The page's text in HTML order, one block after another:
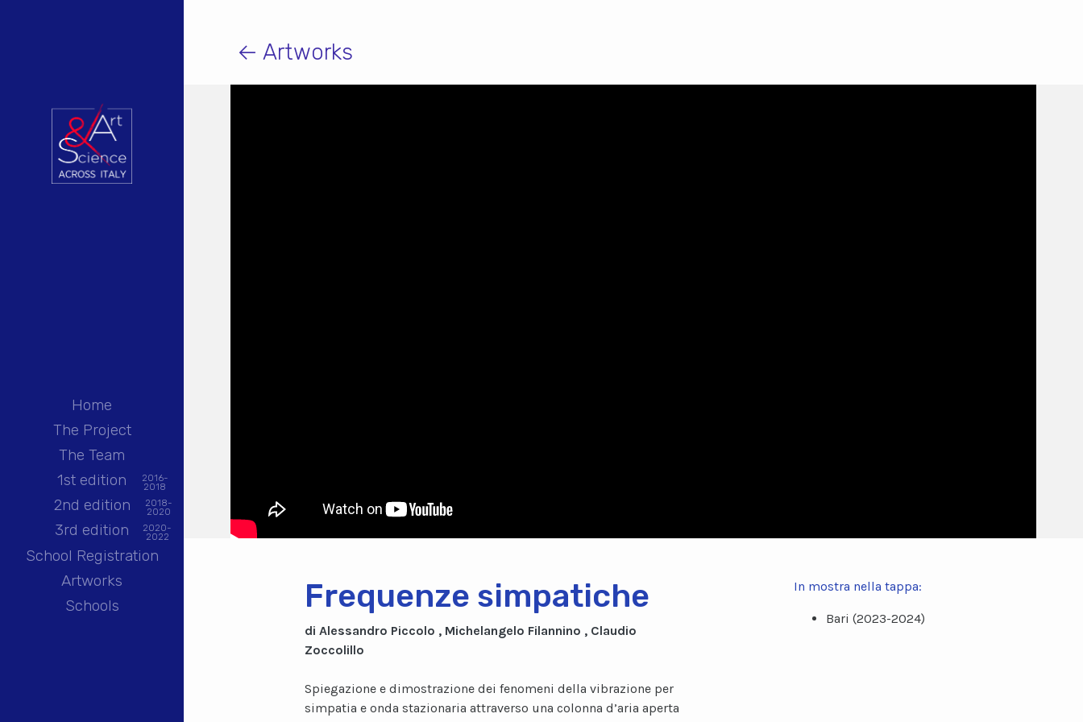
Home
The Project
The Team
1st edition
2016-
2018
2nd edition 2018-
2020
3rd edition 2020-
2022
School Registration
Artworks
Schools
← Artworks
Frequenze simpatiche
di Alessandro Piccolo , Michelangelo Filannino , Claudio
Zoccolillo
Spiegazione e dimostrazione dei fenomeni della vibrazione per
simpatia e onda stazionaria attraverso una colonna d’aria aperta
In mostra nella tappa:
Bari (2023-2024)